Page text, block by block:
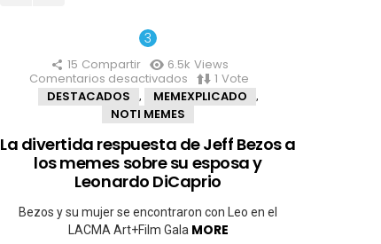
15 Compartir 6.5k Views
Comentarios desactivados en
La
divertida
respuesta
de
Jeff
Bezos
a
los
memes
sobre
su
1 Vote
DESTACADOS
, MEMEXPLICADO ,
NOTI MEMES
La divertida respuesta de Jeff Bezos a
los memes sobre su esposa y
Leonardo DiCaprio
Bezos y su mujer se encontraron con Leo en el
LACMA Art+Film Gala MORE